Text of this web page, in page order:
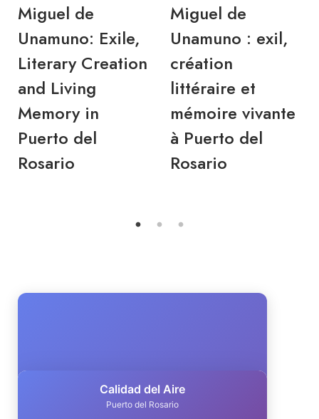
Miguel de
Unamuno: Exile,
Literary Creation
and Living
Memory in
Puerto del
Rosario
Miguel de
Unamuno : exil,
création
littéraire et
mémoire vivante
à Puerto del
Rosario